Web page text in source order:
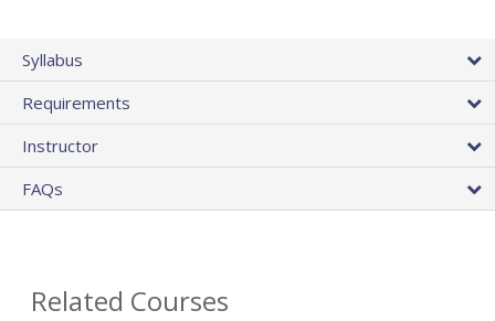
Syllabus
Requirements
Instructor
FAQs
Related Courses